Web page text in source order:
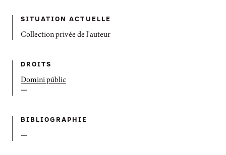
SITUATION ACTUELLE
Collection privée de l'auteur
DROITS
Domini públic
—
BIBLIOGRAPHIE
—